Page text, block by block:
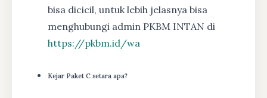
bisa dicicil, untuk lebih jelasnya bisa
menghubungi admin PKBM INTAN di
https://pkbm.id/wa
Kejar Paket C setara apa?